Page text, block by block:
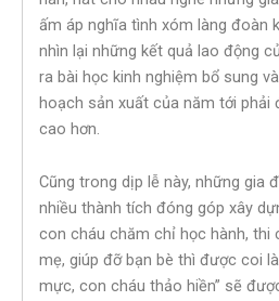
ấm áp nghĩa tình xóm làng đoàn
nhìn lại những kết quả lao động
ra bài học kinh nghiệm bổ sung
hoạch sản xuất của năm tới phải
cao hơn.
Cũng trong dịp lễ này, những gia
nhiều thành tích đóng góp xây
con cháu chăm chỉ học hành, thi
mẹ, giúp đỡ bạn bè thì được coi
mực, con cháu thảo hiền” sẽ